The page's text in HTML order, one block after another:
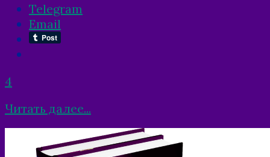
Telegram
Email
4
Читать далее...